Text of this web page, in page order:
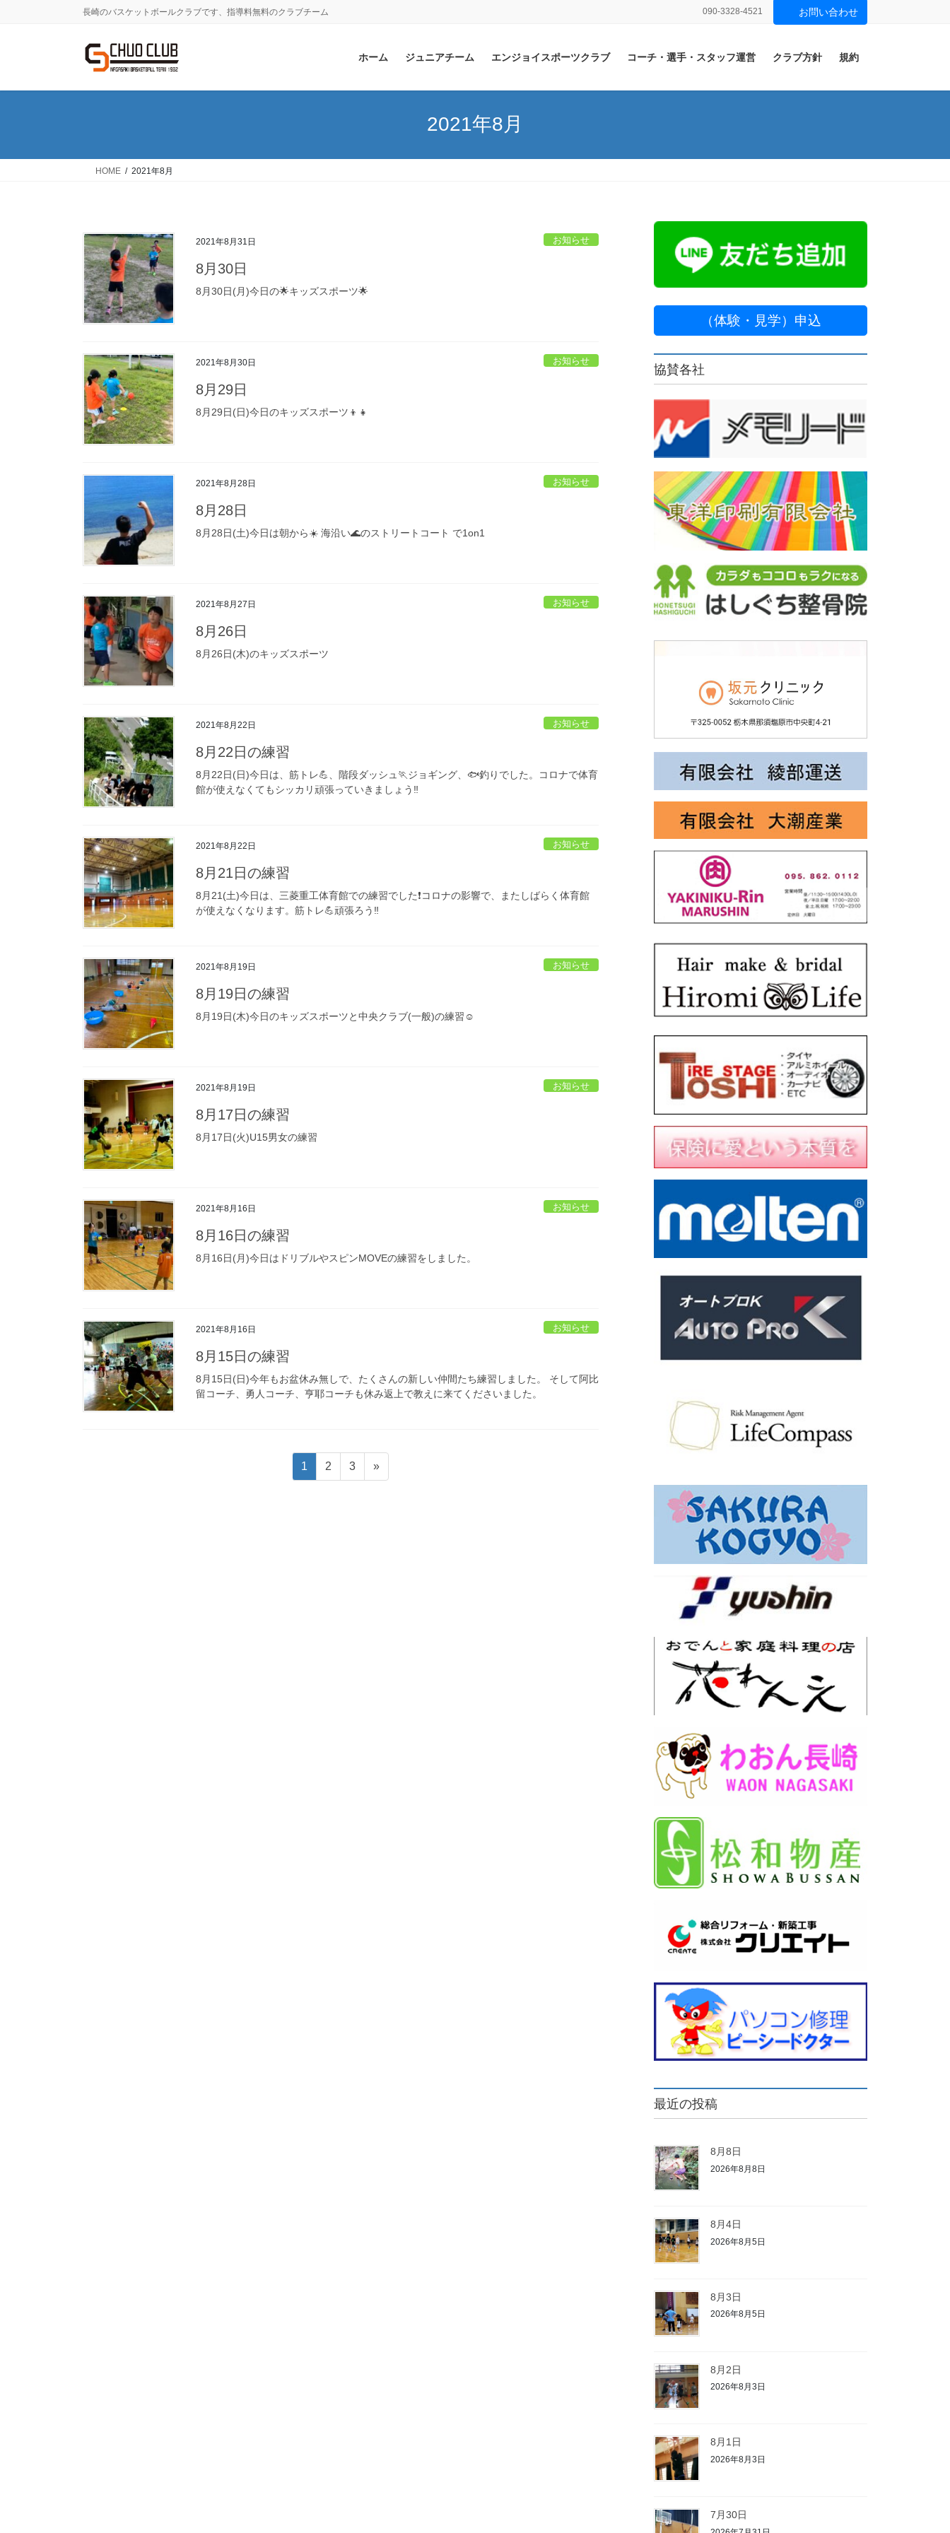
に
ョ
動
長崎のバスケットボールクラブです、指導料無料のクラブチーム 090-3328-4521 お問い合わせ
ホーム ジュニアチーム エンジョイスポーツクラブ コーチ・選手・スタッフ運営 クラブ方針 規約
2021年8月
HOME 2021年8月
2021年8月31日 お知らせ
8月30日
8月30日(月)今日の🌟キッズスポーツ🌟
2021年8月30日 お知らせ
8月29日
8月29日(日)今日のキッズスポーツ👦👧
2021年8月28日 お知らせ
8月28日
8月28日(土)今日は朝から☀️ 海沿い🌊のストリートコート で1on1
2021年8月27日 お知らせ
8月26日
8月26日(木)のキッズスポーツ
2021年8月22日 お知らせ
8月22日の練習
8月22日(日)今日は、筋トレ💪、階段ダッシュ🏃ジョギング、🐟釣りでした。コロナで体育
館が使えなくてもシッカリ頑張っていきましょう‼️
2021年8月22日 お知らせ
8月21日の練習
8月21(土)今日は、三菱重工体育館での練習でした❗コロナの影響で、またしばらく体育館
が使えなくなります。筋トレ💪頑張ろう‼️
2021年8月19日 お知らせ
8月19日の練習
8月19日(木)今日のキッズスポーツと中央クラブ(一般)の練習☺️
2021年8月19日 お知らせ
8月17日の練習
8月17日(火)U15男女の練習
2021年8月16日 お知らせ
8月16日の練習
8月16日(月)今日はドリブルやスピンMOVEの練習をしました。
2021年8月16日 お知らせ
8月15日の練習
8月15日(日)今年もお盆休み無しで、たくさんの新しい仲間たち練習しました。 そして阿比
留コーチ、勇人コーチ、亨耶コーチも休み返上で教えに来てくださいました。
ペ
ー
1
ペ
ー
2
ペ
ー
3 »
（体験・見学）申込
協賛各社
最近の投稿
8月8日
2026年8月8日
8月4日
2026年8月5日
8月3日
2026年8月5日
8月2日
2026年8月3日
8月1日
2026年8月3日
7月30日